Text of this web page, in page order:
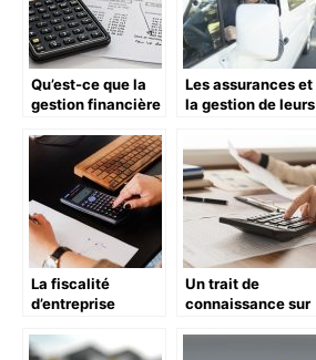
Qu’est-ce que la
gestion financière
Les assurances et
la gestion de leurs
La fiscalité
d’entreprise
Un trait de
connaissance sur